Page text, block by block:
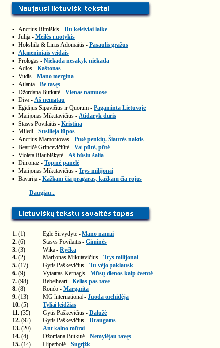
▪ Andrius Rimiškis - Du keleiviai laike
▪ Julija - Meilės nuotykis
▪ Hokshila & Linas Adomaitis - Pasaulis gražus
▪ Akmeniniais veidais
▪ Prologas - Niekada nesakyk niekada
▪ Adios - Kaštonas
▪ Vudis - Mano mergina
▪ Atlanta - Be tavęs
▪ Džordana Butkutė - Vienas namuose
▪ Diva - Aš nematau
▪ Egidijus Sipavičius ir Quorum - Pagaminta Lietuvoje
▪ Marijonas Mikutavičius - Atidaryk duris
▪ Stasys Povilaitis - Kristina
▪ Miledi - Susilieja lūpos
▪ Andrius Mamontovas - Pusė penkių. Šiaurės naktis
▪ Beatričė Grincevičiūtė - Vai pūtė, pūtė
▪ Violeta Riaubiškytė - Aš būsiu šalia
▪ Dimonaz - Topinė panelė
▪ Marijonas Mikutavičius - Trys milijonai
▪ Bavarija - Kažkam čia pragaras, kažkam čia rojus
Daugiau...
1. (1) Eglė Sirvydytė - Mano namai
2. (6) Stasys Povilaitis - Giminės
3. (3) Wika - Ryčka
4. (2) Marijonas Mikutavičius - Trys milijonai
5. (17) Gytis Paškevičius - Tu vėjo paklausk
6. (9) Vytautas Kernagis - Mūsų dienos kaip šventė
7. (98) Rebelheart - Kelias pas tave
8. (8) Rondo - Margarita
9. (13) MG International - Juoda orchidėja
10. (5)
Tyliai leidžias
11. (35) Gytis Paškevičius - Dalužė
12. (92) Gytis Paškevičius - Draugams
13. (20)
Ant kalno mūrai
14. (4) Džordana Butkutė - Nemylėjau tavęs
15. (14) Hiperbolė - Sugrįžk